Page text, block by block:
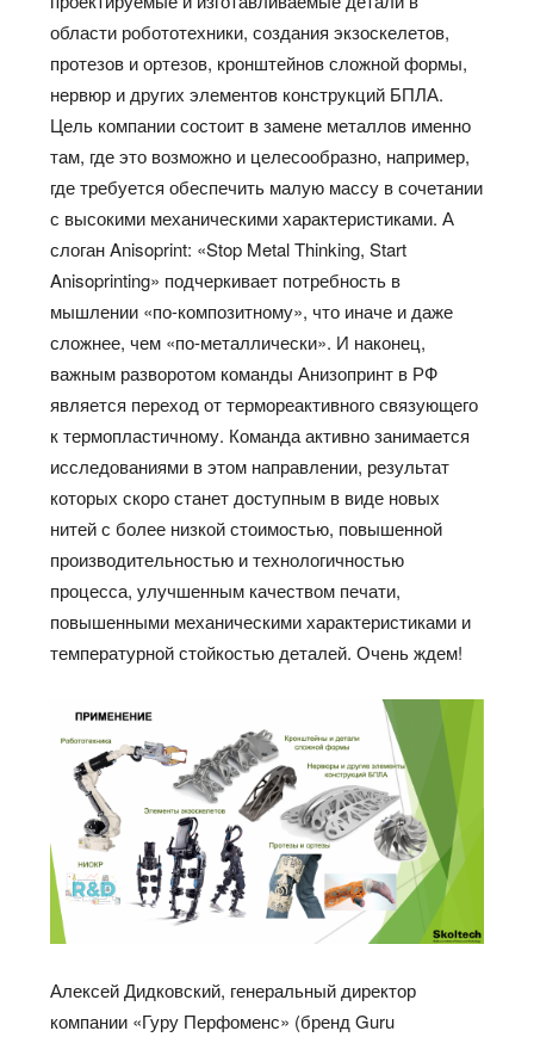
области робототехники, создания экзоскелетов,
протезов и ортезов, кронштейнов сложной формы,
нервюр и других элементов конструкций БПЛА.
Цель компании состоит в замене металлов именно
там, где это возможно и целесообразно, например,
где требуется обеспечить малую массу в сочетании
с высокими механическими характеристиками. А
слоган Anisoprint: «Stop Metal Thinking, Start
Anisoprinting» подчеркивает потребность в
мышлении «по-композитному», что иначе и даже
сложнее, чем «по-металлически». И наконец,
важным разворотом команды Анизопринт в РФ
является переход от термореактивного связующего
к термопластичному. Команда активно занимается
исследованиями в этом направлении, результат
которых скоро станет доступным в виде новых
нитей с более низкой стоимостью, повышенной
производительностью и технологичностью
процесса, улучшенным качеством печати,
повышенными механическими характеристиками и
температурной стойкостью деталей. Очень ждем!
Алексей Дидковский, генеральный директор
компании «Гуру Перфоменс» (бренд Guru